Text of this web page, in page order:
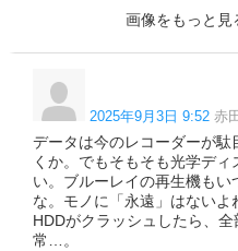
画像をもっと見
2025年9月3日 9:52 赤
データは今のレコーダーが
くか。でもそもそも光学デ
い。ブルーレイの再生機も
な。モノに「永遠」はない
HDDがクラッシュしたら、
常…。